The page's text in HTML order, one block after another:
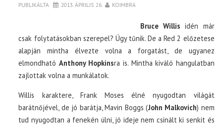
PUBLIKÁLTA 2013. ÁPRILIS 26. KOIMBRA
Bruce Willis idén már
csak folytatásokban szerepel? Úgy tűnik. De a Red 2 előzetese
alapján mintha élvezte volna a forgatást, de ugyanez
elmondható Anthony Hopkinsra is. Mintha kiváló hangulatban
zajlottak volna a munkálatok.
Willis karaktere, Frank Moses élné nyugodtan világát
barátnőjével, de jó barátja, Mavin Boggs (John Malkovich) nem
tud nyugodtan a fenekén ülni, jó ideje nem csinált ki senkit és